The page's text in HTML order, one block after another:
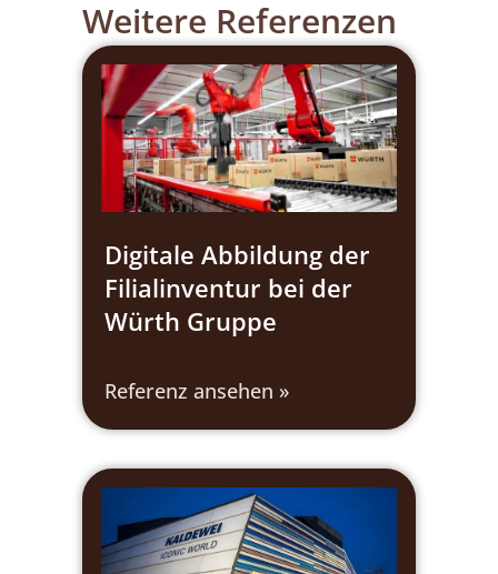
Weitere Referenzen
Digitale Abbildung der
Filialinventur bei der
Würth Gruppe​
Referenz ansehen »